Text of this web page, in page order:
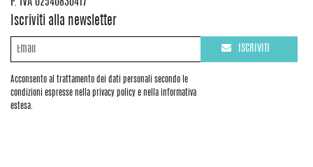
Iscriviti alla newsletter
Acconsento al trattamento dei dati personali secondo le
condizioni espresse nella privacy policy e nella informativa
estesa.
ISCRIVITI